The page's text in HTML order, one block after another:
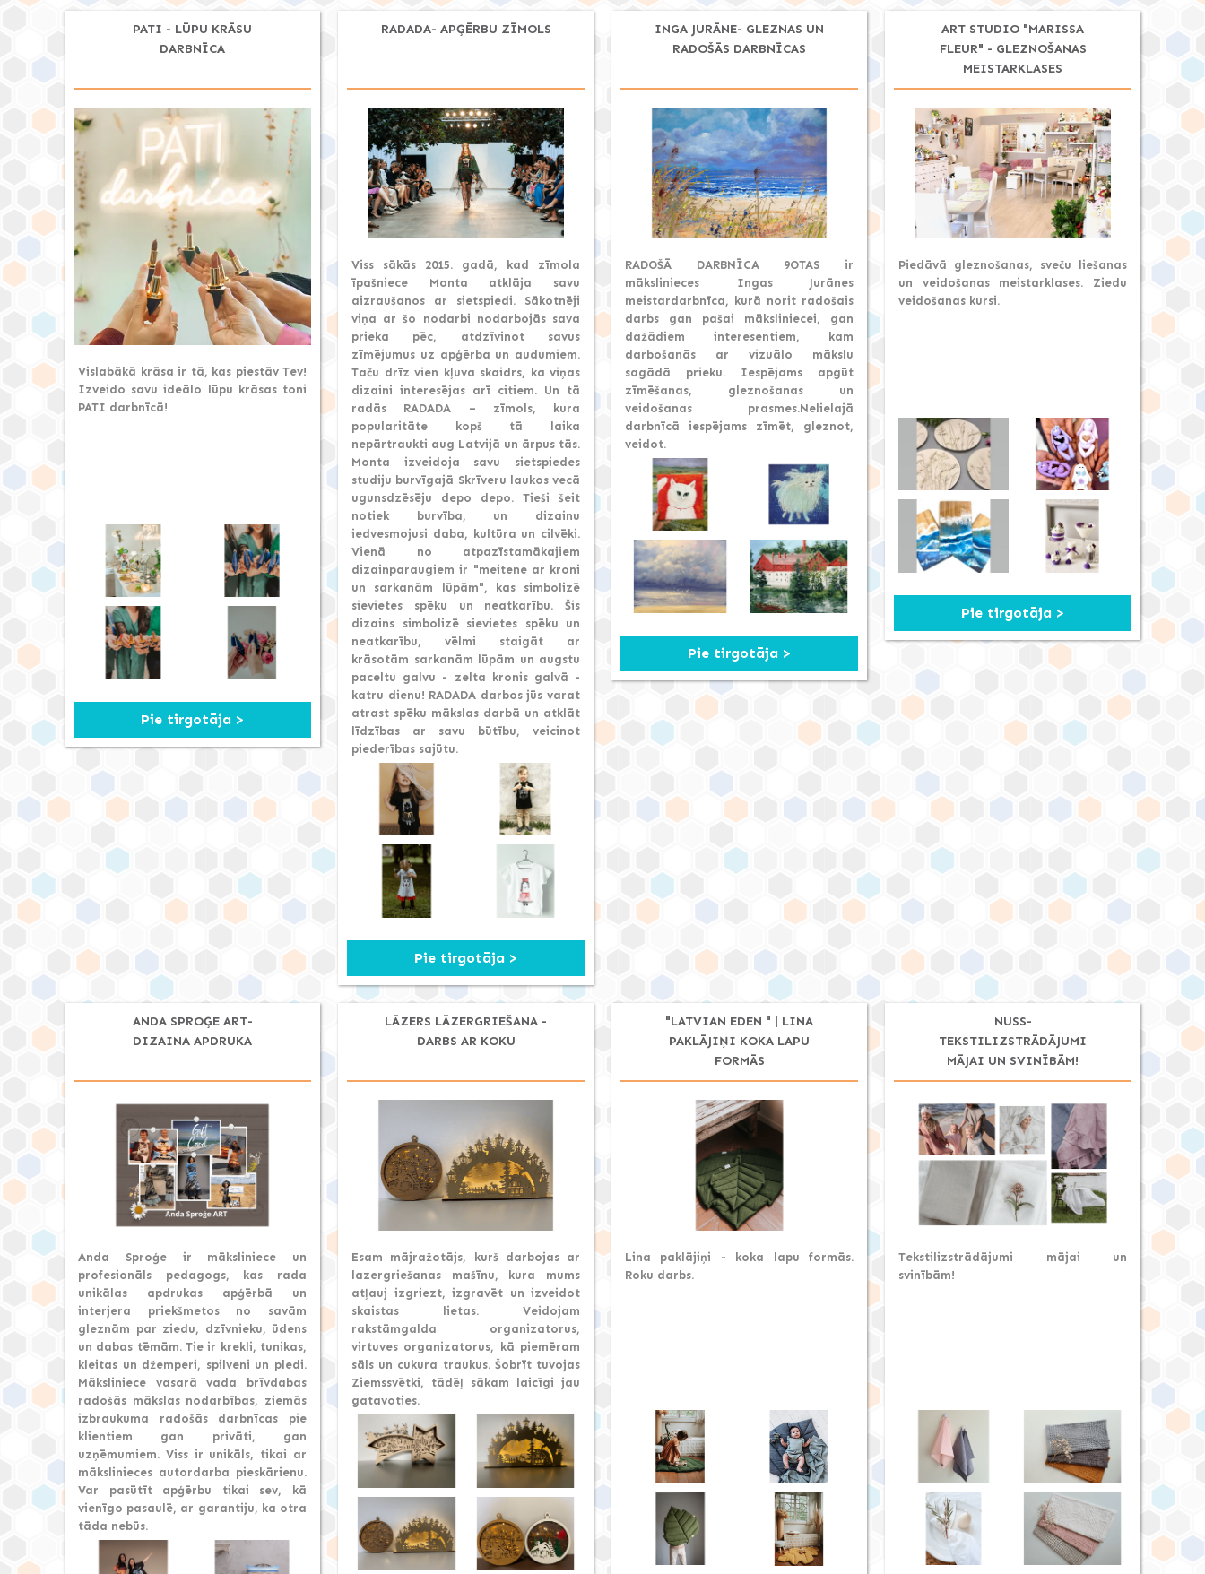
PATI - LŪPU KRĀSU
DARBNĪCA
Vislabākā krāsa ir tā, kas piestāv Tev!
Izveido savu ideālo lūpu krāsas toni
PATI darbnīcā!
Pie tirgotāja >
RADADA- APĢĒRBU ZĪMOLS
Viss sākās 2015. gadā, kad zīmola
īpašniece Monta atklāja savu
aizraušanos ar sietspiedi. Sākotnēji
viņa ar šo nodarbi nodarbojās sava
prieka pēc, atdzīvinot savus
zīmējumus uz apģērba un audumiem.
Taču drīz vien kļuva skaidrs, ka viņas
dizaini interesējas arī citiem. Un tā
radās RADADA – zīmols, kura
popularitāte kopš tā laika
nepārtraukti aug Latvijā un ārpus tās.
Monta izveidoja savu sietspiedes
studiju burvīgajā Skrīveru laukos vecā
ugunsdzēsēju depo depo. Tieši šeit
notiek burvība, un dizainu
iedvesmojusi daba, kultūra un cilvēki.
Vienā no atpazīstamākajiem
dizainparaugiem ir "meitene ar kroni
un sarkanām lūpām", kas simbolizē
sievietes spēku un neatkarību. Šis
dizains simbolizē sievietes spēku un
neatkarību, vēlmi staigāt ar
krāsotām sarkanām lūpām un augstu
paceltu galvu - zelta kronis galvā -
katru dienu! RADADA darbos jūs varat
atrast spēku mākslas darbā un atklāt
līdzības ar savu būtību, veicinot
piederības sajūtu.
Pie tirgotāja >
INGA JURĀNE- GLEZNAS UN
RADOŠĀS DARBNĪCAS
RADOŠĀ DARBNĪCA 9OTAS ir
mākslinieces Ingas Jurānes
meistardarbnīca, kurā norit radošais
darbs gan pašai māksliniecei, gan
dažādiem interesentiem, kam
darbošanās ar vizuālo mākslu
sagādā prieku. Iespējams apgūt
zīmēšanas, gleznošanas un
veidošanas prasmes.Nelielajā
darbnīcā iespējams zīmēt, gleznot,
veidot.
Pie tirgotāja >
ART STUDIO "MARISSA
FLEUR" - GLEZNOŠANAS
MEISTARKLASES
Piedāvā gleznošanas, sveču liešanas
un veidošanas meistarklases. Ziedu
veidošanas kursi.
Pie tirgotāja >
ANDA SPROĢE ART-
DIZAINA APDRUKA
Anda Sproģe ir māksliniece un
profesionāls pedagogs, kas rada
unikālas apdrukas apģērbā un
interjera priekšmetos no savām
gleznām par ziedu, dzīvnieku, ūdens
un dabas tēmām. Tie ir krekli, tunikas,
kleitas un džemperi, spilveni un pledi.
Māksliniece vasarā vada brīvdabas
radošās mākslas nodarbības, ziemās
izbraukuma radošās darbnīcas pie
klientiem gan privāti, gan
uzņēmumiem. Viss ir unikāls, tikai ar
mākslinieces autordarba pieskārienu.
Var pasūtīt apģērbu tikai sev, kā
vienīgo pasaulē, ar garantiju, ka otra
tāda nebūs.
LĀZERS LĀZERGRIEŠANA -
DARBS AR KOKU
Esam mājražotājs, kurš darbojas ar
lazergriešanas mašīnu, kura mums
atļauj izgriezt, izgravēt un izveidot
skaistas lietas. Veidojam
rakstāmgalda organizatorus,
virtuves organizatorus, kā piemēram
sāls un cukura traukus. Šobrīt tuvojas
Ziemssvētki, tādēļ sākam laicīgi jau
gatavoties.
"LATVIAN EDEN " | LINA
PAKLĀJIŅI KOKA LAPU
FORMĀS
Lina paklājiņi - koka lapu formās.
Roku darbs.
NUSS-
TEKSTILIZSTRĀDĀJUMI
MĀJAI UN SVINĪBĀM!
Tekstilizstrādājumi mājai un
svinībām!